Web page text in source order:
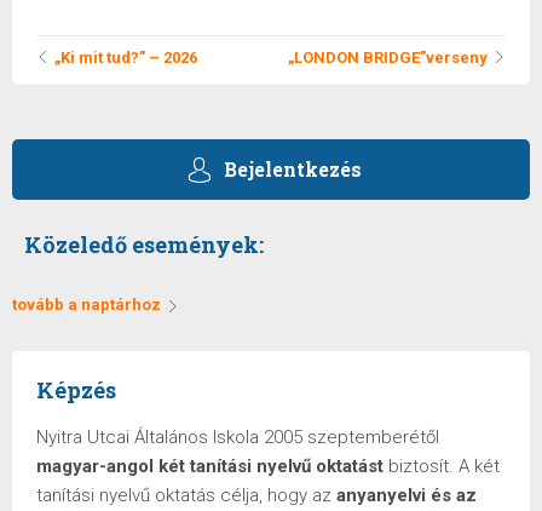
ablakban
nyílik
„Ki mit tud?” – 2026 „LONDON BRIDGE”verseny
Bejelentkezés
Közeledő események:
tovább a naptárhoz
Képzés
Nyitra Utcai Általános Iskola 2005 szeptemberétől
magyar-angol két tanítási nyelvű oktatást biztosít. A két
tanítási nyelvű oktatás célja, hogy az anyanyelvi és az